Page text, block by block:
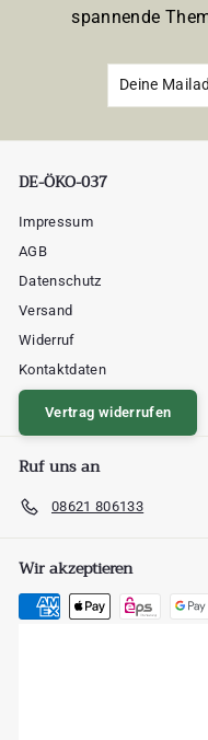
spannende
DE-ÖKO-037
Impressum
AGB
Datenschutz
Versand
Widerruf
Kontaktdaten
Vertrag widerrufen
Ruf uns an
08621 806133
Wir akzeptieren